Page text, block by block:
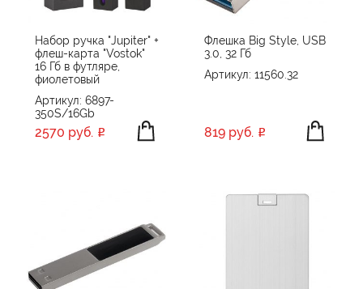
Набор ручка "Jupiter" +
флеш-карта "Vostok"
16 Гб в футляре,
фиолетовый
Артикул: 6897-
350S/16Gb
2570 руб.
Флешка Big Style, USB
3.0, 32 Гб
Артикул: 11560.32
819 руб.